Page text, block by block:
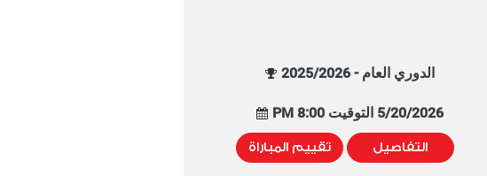
الدوري العام - 2025/2026
5/20/2026 التوقيت 8:00 PM
التفاصيل تقييم المباراة